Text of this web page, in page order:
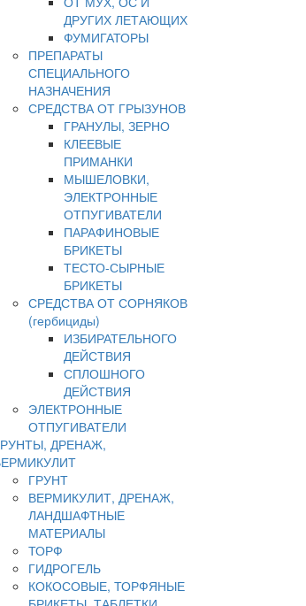
ДРУГИХ ЛЕТАЮЩИХ
ФУМИГАТОРЫ
ПРЕПАРАТЫ
СПЕЦИАЛЬНОГО
НАЗНАЧЕНИЯ
СРЕДСТВА ОТ ГРЫЗУНОВ
ГРАНУЛЫ, ЗЕРНО
КЛЕЕВЫЕ
ПРИМАНКИ
МЫШЕЛОВКИ,
ЭЛЕКТРОННЫЕ
ОТПУГИВАТЕЛИ
ПАРАФИНОВЫЕ
БРИКЕТЫ
ТЕСТО-СЫРНЫЕ
БРИКЕТЫ
СРЕДСТВА ОТ СОРНЯКОВ
(гербициды)
ИЗБИРАТЕЛЬНОГО
ДЕЙСТВИЯ
СПЛОШНОГО
ДЕЙСТВИЯ
ЭЛЕКТРОННЫЕ
ОТПУГИВАТЕЛИ
ДРЕНАЖ,
ГРУНТ
ВЕРМИКУЛИТ, ДРЕНАЖ,
ЛАНДШАФТНЫЕ
МАТЕРИАЛЫ
ТОРФ
ГИДРОГЕЛЬ
КОКОСОВЫЕ, ТОРФЯНЫЕ